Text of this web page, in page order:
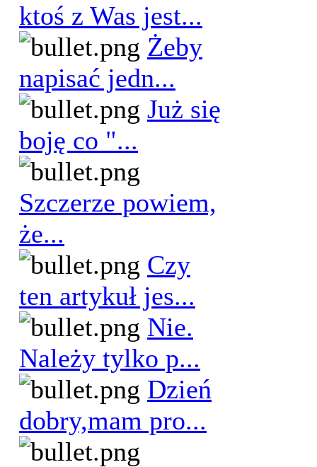
ktoś z Was jest...
Żeby
napisać jedn...
Już się
boję co "...
Szczerze powiem,
że...
Czy
ten artykuł jes...
Nie.
Należy tylko p...
Dzień
dobry,mam pro...